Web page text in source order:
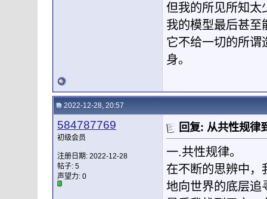
但我的所见所知太
我的模型最后甚至
它不给一切的所谓
身。
2022-12-28, 20:57
584787769
初级会员
注册日期: 2022-12-28
帖子: 5
声望力: 0
回复: 从共性规律
一.共性规律。
在不断的思辨中，
地向世界的底层追